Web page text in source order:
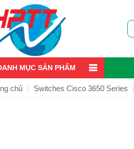
MỤC SẢN PHẨM
chủ Switches Cisco 3650 Series